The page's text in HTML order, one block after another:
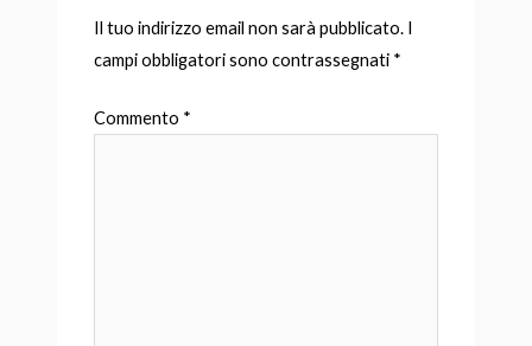
Il tuo indirizzo email non sarà pubblicato. I
campi obbligatori sono contrassegnati *
Commento *